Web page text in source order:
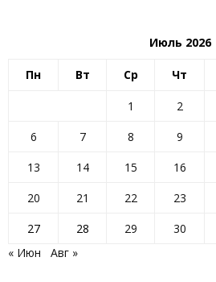
Июль 2026
Пн Вт Ср Чт
1 2
6
7 8 9
13
14 15 16
20
21 22 23
27
28 29 30
« Июн
Авг »